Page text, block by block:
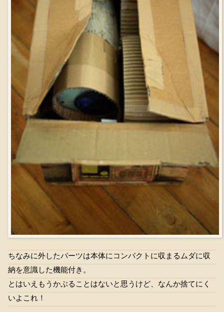
ちなみに外したパーツは本体にコンパクトに収まるムダに収
納を意識した機能付き。
とはいえもうかぶることはないと思うけど、なんか捨てにく
いよこれ！